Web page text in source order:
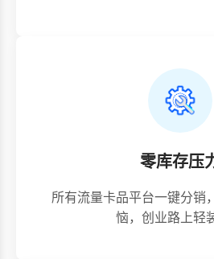
零库存压
所有流量卡品平台一键分销
恼，创业路上轻